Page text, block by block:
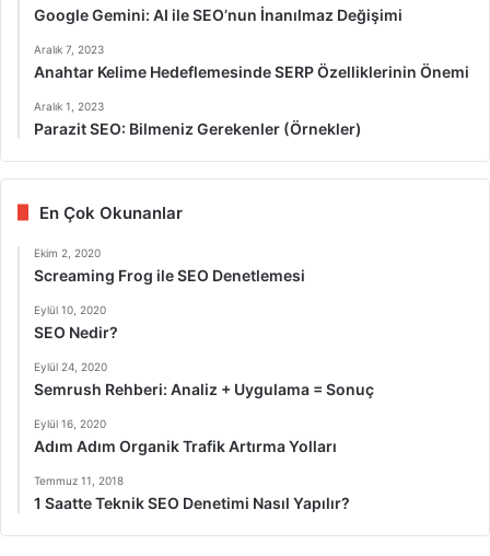
Google Gemini: AI ile SEO’nun İnanılmaz Değişimi
Aralık 7, 2023
Anahtar Kelime Hedeflemesinde SERP Özelliklerinin Önemi
Aralık 1, 2023
Parazit SEO: Bilmeniz Gerekenler (Örnekler)
En Çok Okunanlar
Ekim 2, 2020
Screaming Frog ile SEO Denetlemesi
Eylül 10, 2020
SEO Nedir?
Eylül 24, 2020
Semrush Rehberi: Analiz + Uygulama = Sonuç
Eylül 16, 2020
Adım Adım Organik Trafik Artırma Yolları
Temmuz 11, 2018
1 Saatte Teknik SEO Denetimi Nasıl Yapılır?